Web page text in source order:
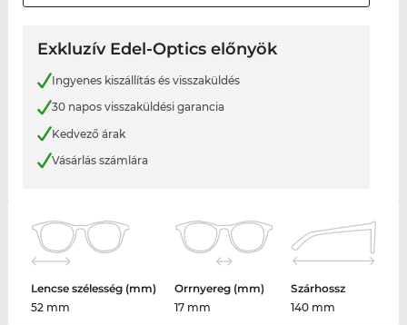
Exkluzív Edel-Optics előnyök
Ingyenes kiszállítás és visszaküldés
30 napos visszaküldési garancia
Kedvező árak
Vásárlás számlára
Lencse szélesség (mm)
52 mm
Orrnyereg (mm)
17 mm
Szárhossz
140 mm